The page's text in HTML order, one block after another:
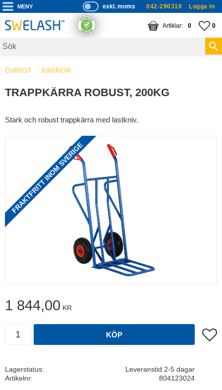
Meny
P
ri
s
s
exkl. moms 042-290310 Logga in
0
KUNDVAGN
ANTAL 0
ÖVRIGT KÄRROR
TRAPPKÄRRA ROBUST, 200KG
Stark och robust trappkärra med lastkniv.
FRAKTFRITT INOM SVERIGE
1 844,00 KR
KÖP Lägg
Lagerstatus
Leveranstid 2-5 dagar
Artikelnr
804123024